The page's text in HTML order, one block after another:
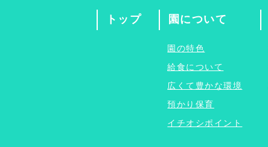
トップ 園について
園の特色
給食について
広くて豊かな環境
預かり保育
イチオシポイント